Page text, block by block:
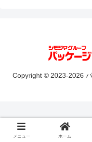
Copyright © 2023-2026
メニュー ホーム